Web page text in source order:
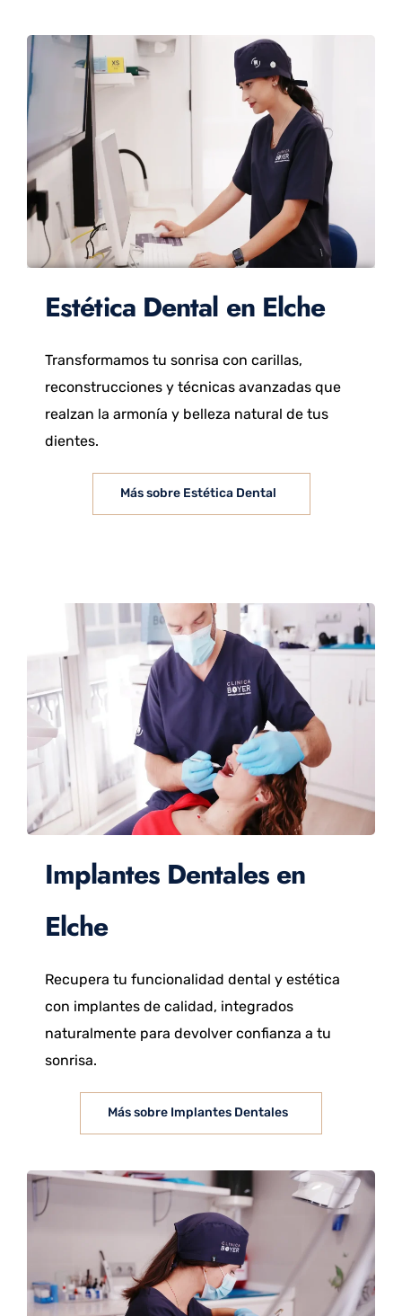
Estética Dental en Elche
Transformamos tu sonrisa con carillas,
reconstrucciones y técnicas avanzadas que
realzan la armonía y belleza natural de tus
dientes.
Más sobre Estética Dental
Implantes Dentales en
Elche
Recupera tu funcionalidad dental y estética
con implantes de calidad, integrados
naturalmente para devolver confianza a tu
sonrisa.
Más sobre Implantes Dentales